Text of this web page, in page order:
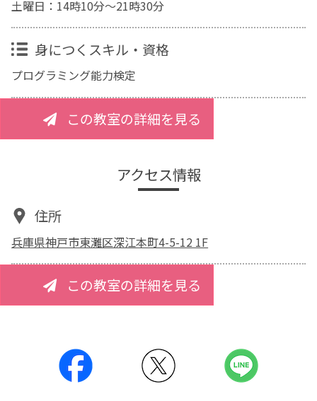
土曜日：14時10分～21時30分
身につくスキル・資格
プログラミング能力検定
この教室の詳細を見る
アクセス情報
住所
兵庫県神戸市東灘区深江本町4-5-12 1F
この教室の詳細を見る